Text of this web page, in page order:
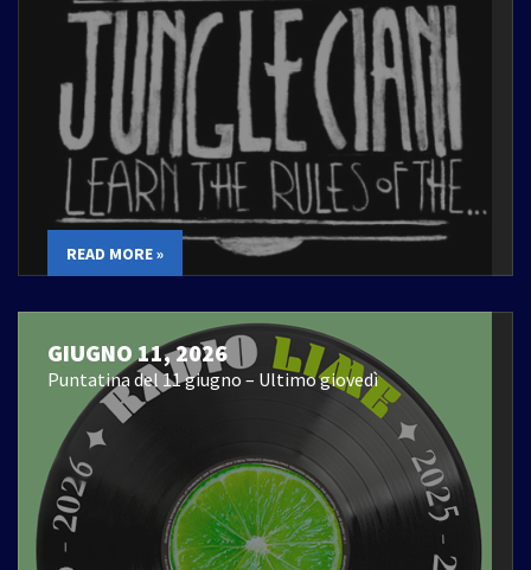
READ MORE »
GIUGNO 11, 2026
Puntatina del 11 giugno – Ultimo giovedì